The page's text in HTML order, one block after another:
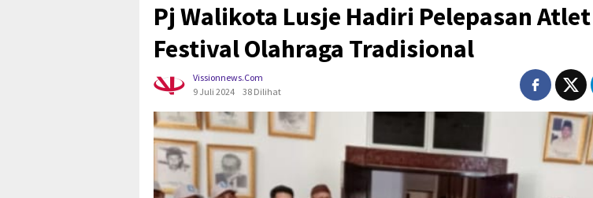
Pj Walikota Lusje Hadiri Pelepasan Atlet
Festival Olahraga Tradisional
Vissionnews.com
9 Juli 2024
38 Dilihat